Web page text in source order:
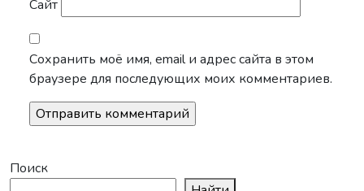
Сайт
Сохранить моё имя, email и адрес сайта в этом
браузере для последующих моих комментариев.
Поиск